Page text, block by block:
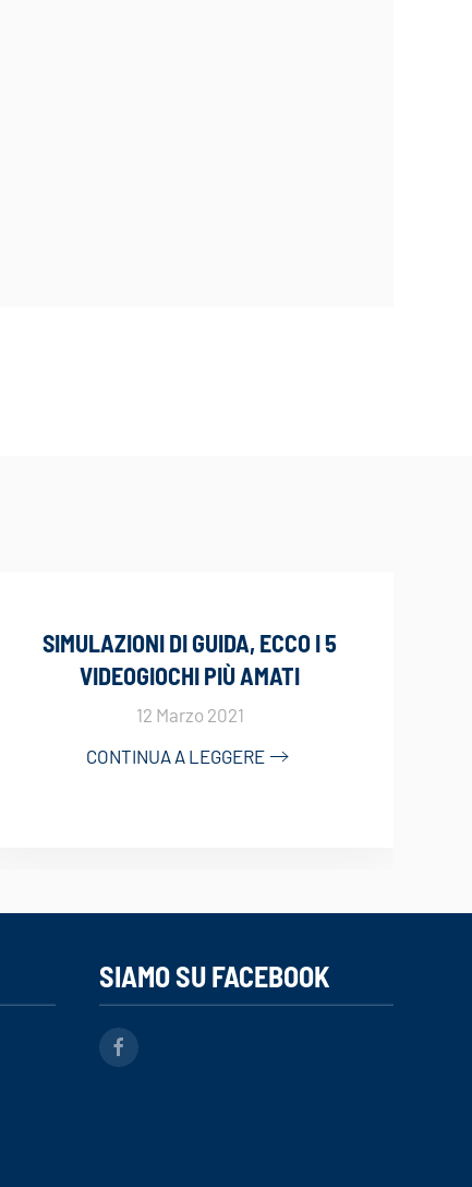
SIMULAZIONI DI GUIDA, ECCO I 5
VIDEOGIOCHI PIÙ AMATI
12 Marzo 2021
CONTINUA A LEGGERE
SIAMO SU FACEBOOK